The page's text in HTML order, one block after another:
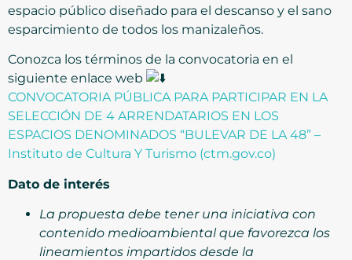
espacio público diseñado para el descanso y el sano
esparcimiento de todos los manizaleños.
Conozca los términos de la convocatoria en el
siguiente enlace web
CONVOCATORIA PÚBLICA PARA PARTICIPAR EN LA
SELECCIÓN DE 4 ARRENDATARIOS EN LOS
ESPACIOS DENOMINADOS “BULEVAR DE LA 48” –
Instituto de Cultura Y Turismo (ctm.gov.co)
Dato de interés
La propuesta debe tener una iniciativa con
contenido medioambiental que favorezca los
lineamientos impartidos desde la